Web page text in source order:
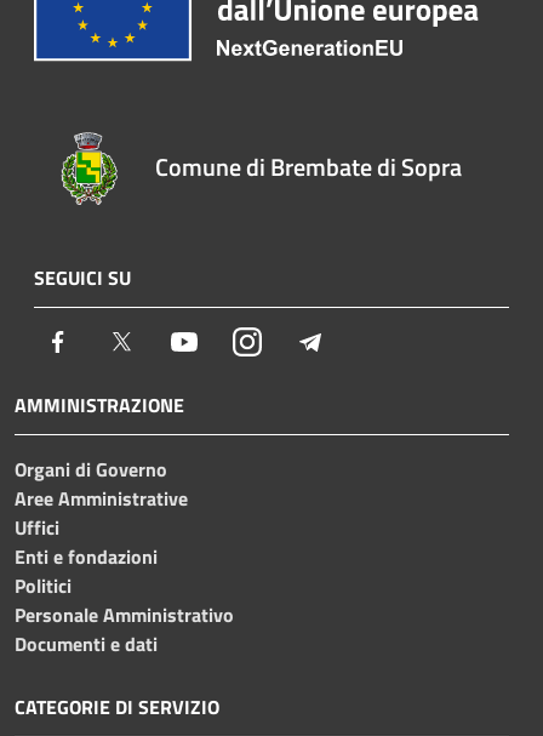
Comune di Brembate di Sopra
SEGUICI SU
Facebook Twitter YoutubeInstagram
AMMINISTRAZIONE
Organi di Governo
Aree Amministrative
Uffici
Enti e fondazioni
Politici
Personale Amministrativo
Documenti e dati
CATEGORIE DI SERVIZIO